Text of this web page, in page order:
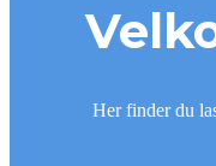
Her finder du